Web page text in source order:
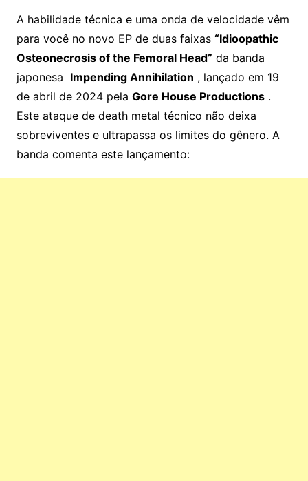
A habilidade técnica e uma onda de velocidade vêm
para você no novo EP de duas faixas “Idioopathic
Osteonecrosis of the Femoral Head” da banda
japonesa Impending Annihilation , lançado em 19
de abril de 2024 pela Gore House Productions.
Este ataque de death metal técnico não deixa
sobreviventes e ultrapassa os limites do gênero. A
banda comenta este lançamento: